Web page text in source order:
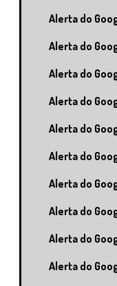
Alerta do
Alerta do
Alerta do
Alerta do
Alerta do
Alerta do
Alerta do
Alerta do
Alerta do
Alerta do